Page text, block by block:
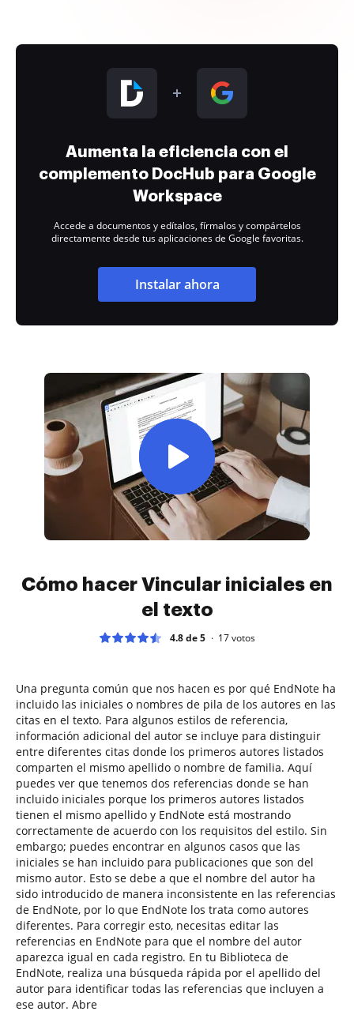
Aumenta la eficiencia con el
complemento DocHub para Google
Workspace
Accede a documentos y edítalos, fírmalos y compártelos
directamente desde tus aplicaciones de Google favoritas.
Instalar ahora
Cómo hacer Vincular iniciales en
el texto
4.8 de 5 17votos
Una pregunta común que nos hacen es por qué EndNote ha
incluido las iniciales o nombres de pila de los autores en las
citas en el texto. Para algunos estilos de referencia,
información adicional del autor se incluye para distinguir
entre diferentes citas donde los primeros autores listados
comparten el mismo apellido o nombre de familia. Aquí
puedes ver que tenemos dos referencias donde se han
incluido iniciales porque los primeros autores listados
tienen el mismo apellido y EndNote está mostrando
correctamente de acuerdo con los requisitos del estilo. Sin
embargo; puedes encontrar en algunos casos que las
iniciales se han incluido para publicaciones que son del
mismo autor. Esto se debe a que el nombre del autor ha
sido introducido de manera inconsistente en las referencias
de EndNote, por lo que EndNote los trata como autores
diferentes. Para corregir esto, necesitas editar las
referencias en EndNote para que el nombre del autor
aparezca igual en cada registro. En tu Biblioteca de
EndNote, realiza una búsqueda rápida por el apellido del
autor para identificar todas las referencias que incluyen a
ese autor. Abre